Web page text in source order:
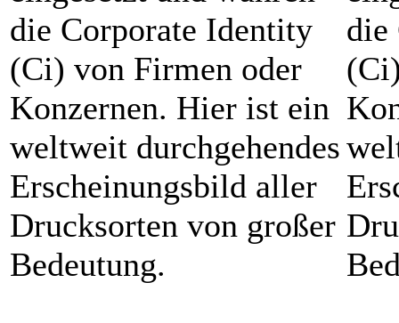
die Corporate Identity
(Ci) von Firmen oder
Konzernen. Hier ist ein
weltweit durchgehendes
Erscheinungsbild aller
Drucksorten von großer
Bedeutung.
die